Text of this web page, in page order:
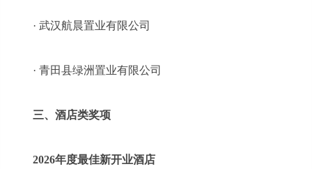
· 武汉航晨置业有限公司
· 青田县绿洲置业有限公司
三、酒店类奖项
2026年度最佳新开业酒店